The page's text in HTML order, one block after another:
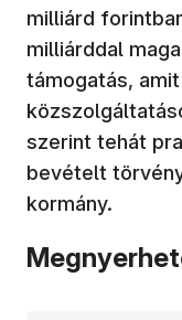
milliárd
milliárddal
támogatás,
szerint tehát
bevételt
kormány.